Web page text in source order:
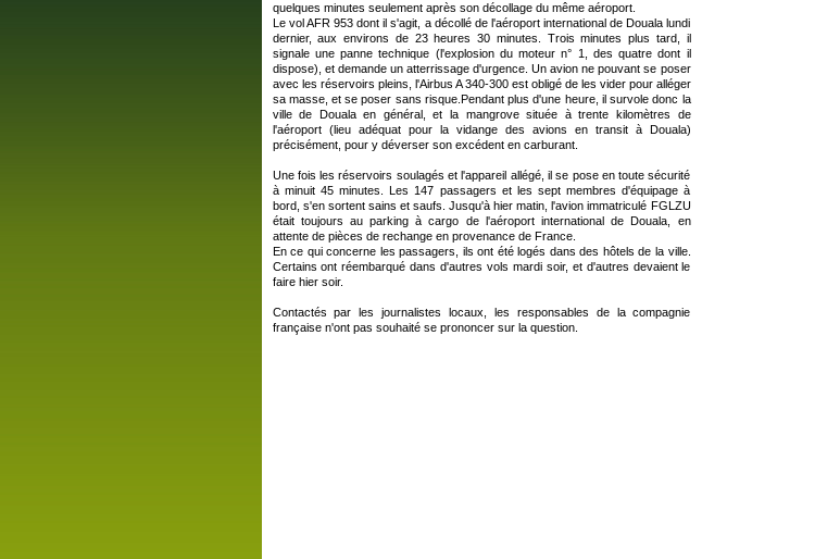
quelques minutes seulement après son décollage du même aéroport.
Le vol AFR 953 dont il s'agit, a décollé de l'aéroport international de Douala lundi
dernier, aux environs de 23 heures 30 minutes. Trois minutes plus tard, il
signale une panne technique (l'explosion du moteur n° 1, des quatre dont il
dispose), et demande un atterrissage d'urgence. Un avion ne pouvant se poser
avec les réservoirs pleins, l'Airbus A 340-300 est obligé de les vider pour alléger
sa masse, et se poser sans risque.Pendant plus d'une heure, il survole donc la
ville de Douala en général, et la mangrove située à trente kilomètres de
l'aéroport (lieu adéquat pour la vidange des avions en transit à Douala)
précisément, pour y déverser son excédent en carburant.
Une fois les réservoirs soulagés et l'appareil allégé, il se pose en toute sécurité
à minuit 45 minutes. Les 147 passagers et les sept membres d'équipage à
bord, s'en sortent sains et saufs. Jusqu'à hier matin, l'avion immatriculé FGLZU
était toujours au parking à cargo de l'aéroport international de Douala, en
attente de pièces de rechange en provenance de France.
En ce qui concerne les passagers, ils ont été logés dans des hôtels de la ville.
Certains ont réembarqué dans d'autres vols mardi soir, et d'autres devaient le
faire hier soir.
Contactés par les journalistes locaux, les responsables de la compagnie
française n'ont pas souhaité se prononcer sur la question.